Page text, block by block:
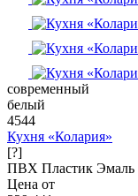
современный
белый
4544
Кухня «Колария»
[?]
ПВХ Пластик Эмаль
Цена от